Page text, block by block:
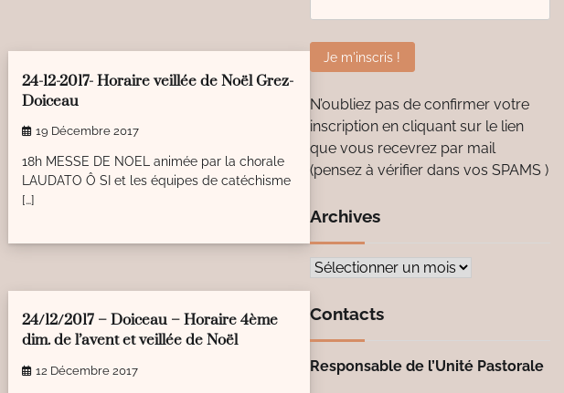
24-12-2017- Horaire veillée de Noël Grez-
Doiceau
19 Décembre 2017
18h MESSE DE NOEL animée par la chorale
LAUDATO Ô SI et les équipes de catéchisme
[…]
24/12/2017 – Doiceau – Horaire 4ème
dim. de l’avent et veillée de Noël
12 Décembre 2017
N’oubliez pas de confirmer votre
inscription en cliquant sur le lien
que vous recevrez par mail
(pensez à vérifier dans vos SPAMS )
Archives
Archives
Contacts
Responsable de l’Unité Pastorale